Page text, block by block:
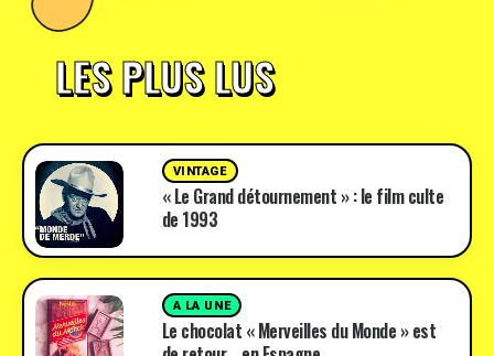
LES PLUS LUS
VINTAGE
« Le Grand détournement » : le film culte
de 1993
A LA UNE
Le chocolat « Merveilles du Monde » est